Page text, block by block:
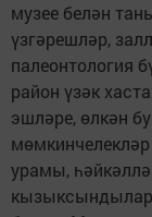
музее белән
үзгәрешләр,
палеонтология
район үзәк
эшләре, өлкән
урамы,